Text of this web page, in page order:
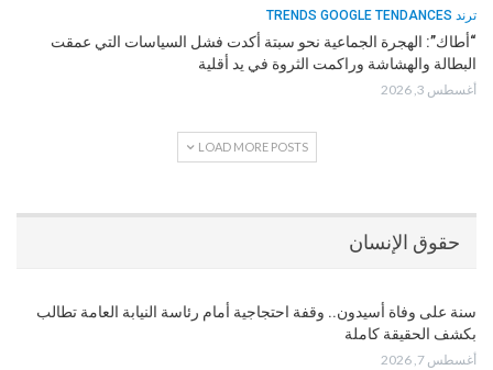
ترند TRENDS GOOGLE TENDANCES
“أطاك”: الهجرة الجماعية نحو سبتة أكدت فشل السياسات التي عمقت
البطالة والهشاشة وراكمت الثروة في يد أقلية
أغسطس 3, 2026
LOAD MORE POSTS
حقوق الإنسان
سنة على وفاة أسيدون.. وقفة احتجاجية أمام رئاسة النيابة العامة تطالب
بكشف الحقيقة كاملة
أغسطس 7, 2026